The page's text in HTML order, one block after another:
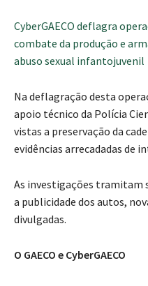
CyberGAECO deflagra
combate da produção e
abuso sexual infantojuvenil
Na deflagração desta
apoio técnico da Polícia
vistas a preservação da
evidências arrecadadas de
As investigações tramitam
a publicidade dos autos,
divulgadas.
O GAECO e CyberGAECO